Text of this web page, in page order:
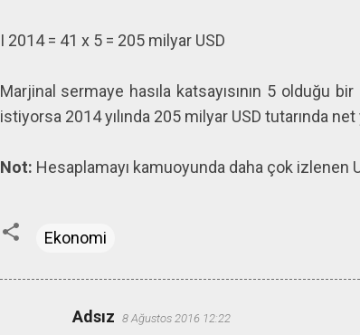
I 2014 = 41 x 5 = 205 milyar USD
Marjinal sermaye hasıla katsayısının 5 olduğu
istiyorsa 2014 yılında 205 milyar USD tutarında
Not: Hesaplamayı kamuoyunda daha çok izlenen
Ekonomi
Adsız 8 Ağustos 2016 12:22